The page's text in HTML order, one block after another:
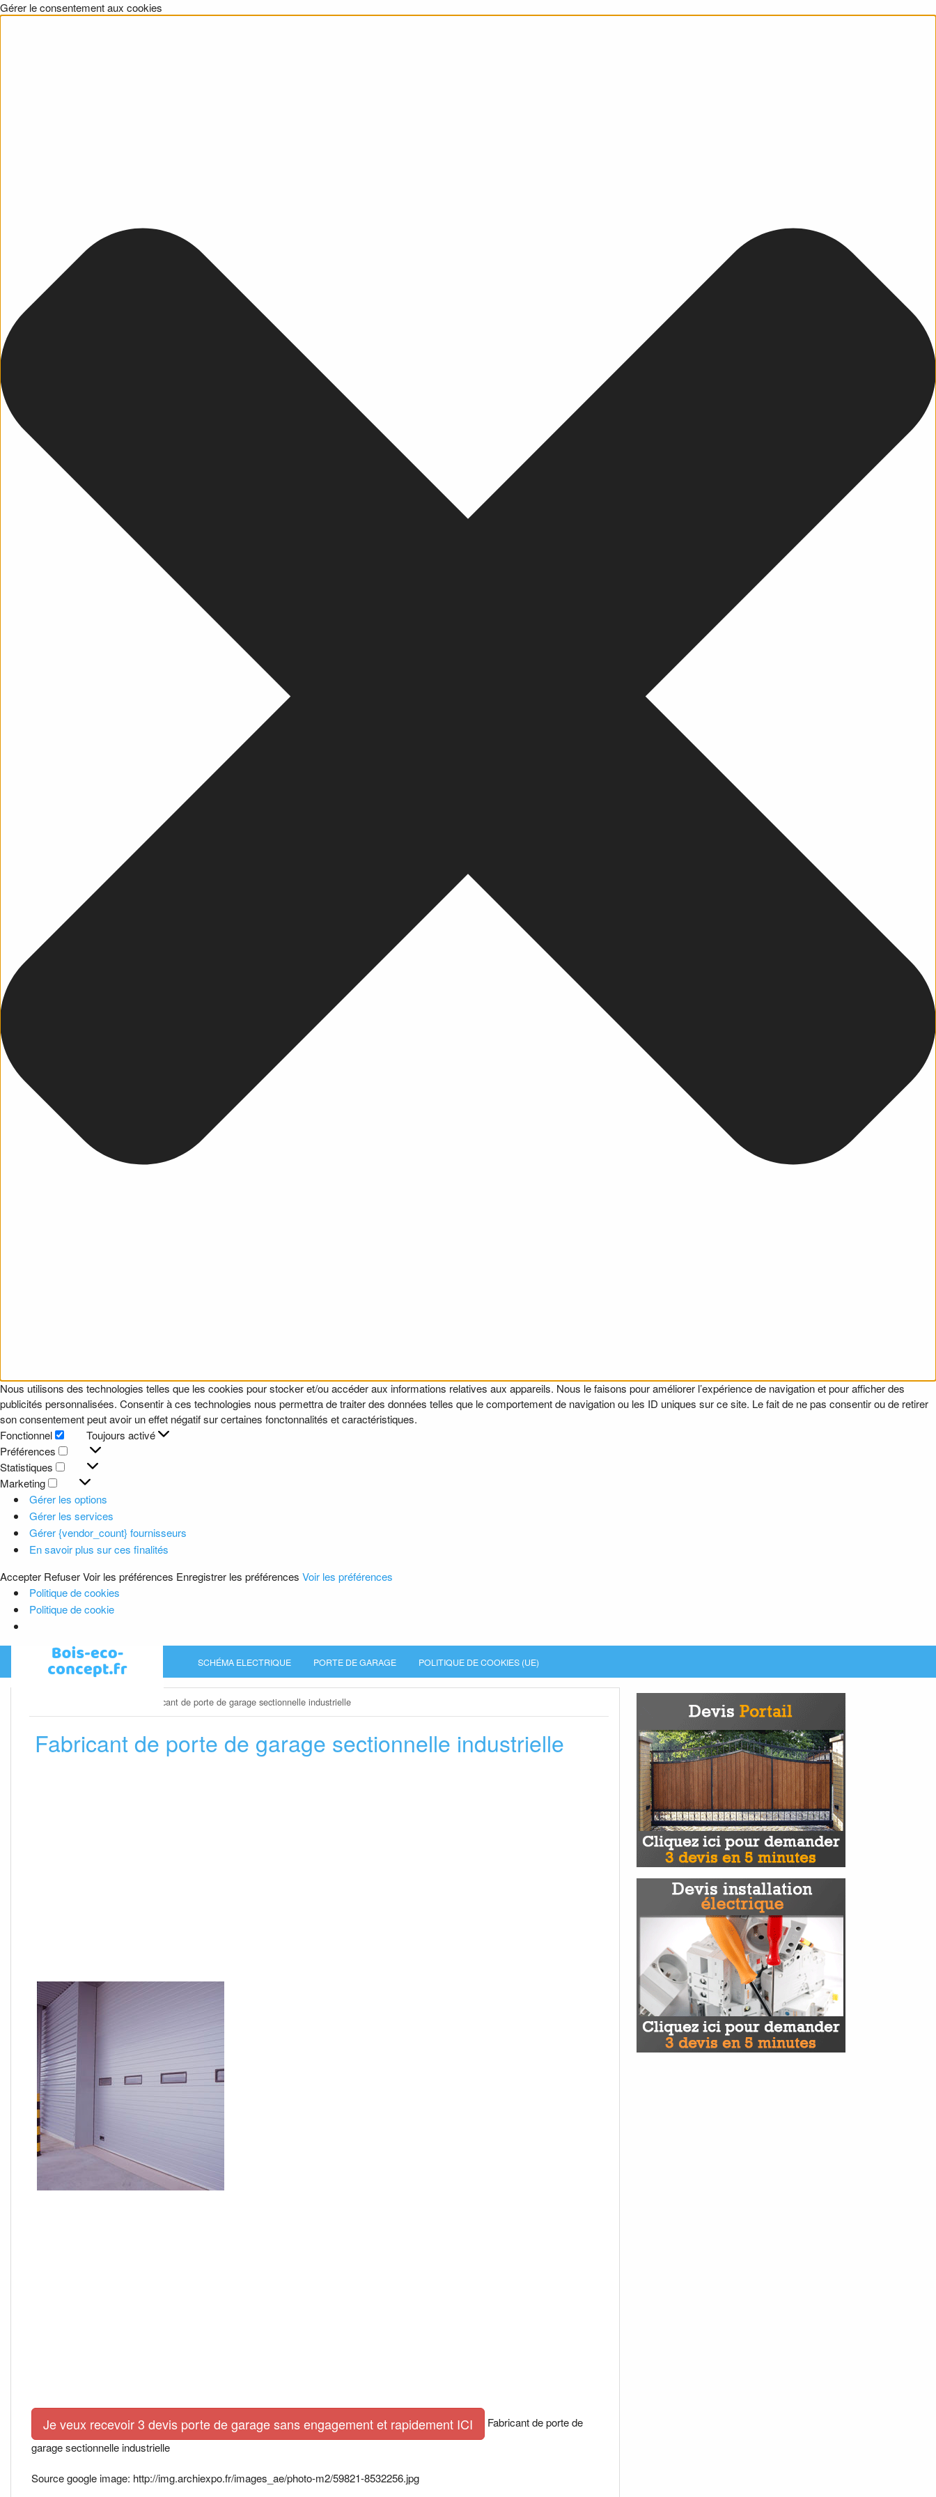
Gérer le consentement aux cookies
Nous utilisons des technologies telles que les cookies pour stocker et/ou accéder aux informations relatives aux appareils. Nous le faisons pour améliorer l’expérience de navigation et pour afficher des
publicités personnalisées. Consentir à ces technologies nous permettra de traiter des données telles que le comportement de navigation ou les ID uniques sur ce site. Le fait de ne pas consentir ou de retirer
son consentement peut avoir un effet négatif sur certaines fonctonnalités et caractéristiques.
Fonctionnel
Fonctionnel
Toujours activé
Préférences
Préférences
Statistiques
Statistiques
Marketing
Marketing
Gérer les options
Gérer les services
Gérer {vendor_count} fournisseurs
En savoir plus sur ces finalités
Accepter RefuserVoir les préférences Enregistrer les préférences Voir les préférences
Politique de cookies
Politique de cookie
SCHÉMA ELECTRIQUE PORTE DE GARAGE POLITIQUE DE COOKIES (UE)
Fabricant de porte de garage sectionnelle industrielle
Fabricant de porte de garage sectionnelle industrielle
Je veux recevoir 3 devis porte de garage sans engagement et rapidement ICI
Fabricant de porte de
garage sectionnelle industrielle
Source google image: http://img.archiexpo.fr/images_ae/photo-m2/59821-8532256.jpg